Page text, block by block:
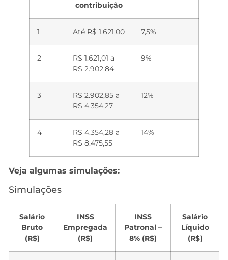
contribuição
1 Até R$ 1.621,00 7,5%
2
R$ 1.621,01 a
R$ 2.902,84
9%
3
R$ 2.902,85 a
R$ 4.354,27
12%
4
R$ 4.354,28 a
R$ 8.475,55
14%
Veja algumas simulações:
Simulações
Salário
Bruto
(R$)
INSS
Empregada
(R$)
INSS
Patronal –
8% (R$)
Salário
Líquido
(R$)